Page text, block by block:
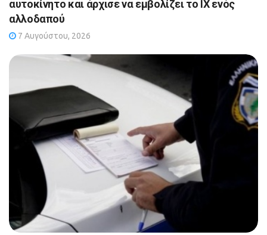
αυτοκίνητο και άρχισε να εμβολίζει το ΙΧ ενός
αλλοδαπού
7 Αυγούστου, 2026